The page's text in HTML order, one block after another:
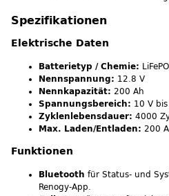
Spezifikationen
Elektrische Daten
Batterietyp / Chemie:
Nennspannung: 12.8 V
Nennkapazität: 200 Ah
Spannungsbereich: 10 V
Zyklenlebensdauer: 4000
Max. Laden/Entladen: 200 A
Funktionen
Bluetooth für Status- und
Renogy-App.